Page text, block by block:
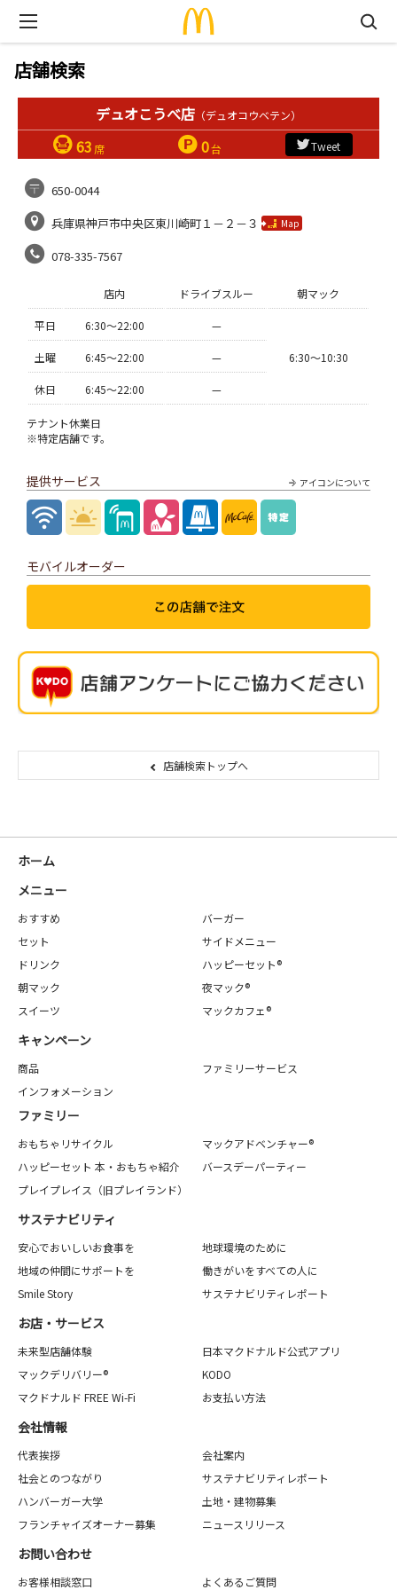
店舗検索
デュオこうべ店 （デュオコウベテン）
63 席 0台 Tweet
650-0044
兵庫県神戸市中央区東川崎町１－２－３
Map
078-335-7567
店内 ドライブスルー 朝マック
平日 6:30〜22:00 —
6:30〜10:30
土曜 6:45〜22:00 —
休日 6:45〜22:00 —
テナント休業日
※特定店舗です。
アイコンについて
提供サービス
モバイルオーダー
店舗検索トップへ
ホーム
メニュー
おすすめ
バーガー
セット
サイドメニュー
ドリンク
ハッピーセット®
朝マック
夜マック®
スイーツ
マックカフェ®
キャンペーン
商品
ファミリーサービス
インフォメーション
ファミリー
おもちゃリサイクル
マックアドベンチャー®
ハッピーセット 本・おもちゃ紹介
バースデーパーティー
プレイプレイス（旧プレイランド）
サステナビリティ
安心でおいしいお食事を
地球環境のために
地域の仲間にサポートを
働きがいをすべての人に
Smile Story
サステナビリティレポート
お店・サービス
未来型店舗体験
日本マクドナルド公式アプリ
マックデリバリー®
KODO
マクドナルド FREE Wi-Fi
お支払い方法
会社情報
代表挨拶
会社案内
社会とのつながり
サステナビリティレポート
ハンバーガー大学
土地・建物募集
フランチャイズオーナー募集
ニュースリリース
お問い合わせ
お客様相談窓口 よくあるご質問